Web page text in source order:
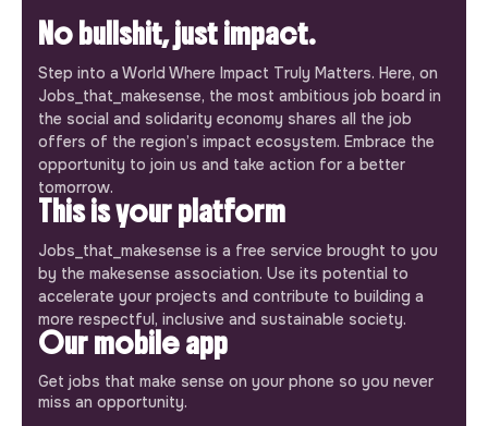
No bullshit, just impact.
Step into a World Where Impact Truly Matters. Here, on
Jobs_that_makesense, the most ambitious job board in
the social and solidarity economy shares all the job
offers of the region’s impact ecosystem. Embrace the
opportunity to join us and take action for a better
tomorrow.
This is your platform
Jobs_that_makesense is a free service brought to you
by the makesense association. Use its potential to
accelerate your projects and contribute to building a
more respectful, inclusive and sustainable society.
Our mobile app
Get jobs that make sense on your phone so you never
miss an opportunity.